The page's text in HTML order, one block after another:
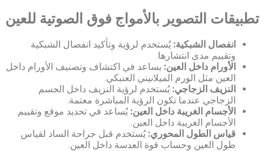
تطبيقات التصوير بالأمواج فوق الصوتية للعين
انفصال الشبكية: يُستخدم لرؤية وتأكيد انفصال الشبكية
وتقييم مدى انتشارها.
الأورام داخل العين: يساعد في اكتشاف وتصنيف الأورام داخل
العين مثل الورم الميلانيني العنبكي.
النزيف الزجاجي: يُستخدم لرؤية النزيف داخل الجسم
الزجاجي عندما تكون الرؤية المباشرة معتمة.
الأجسام الغريبة داخل العين: يُساعد في تحديد موقع وتقييم
الأجسام الغريبة داخل العين.
قياس الطول المحوري: يُستخدم قبل جراحة الساد لقياس
طول العين وحساب قوة العدسة داخل العين.